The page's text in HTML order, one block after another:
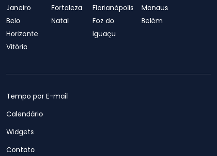
Janeiro
Belo
Horizonte
Vitória
Fortaleza
Natal
Florianópolis
Foz do
Iguaçu
Manaus
Belém
Tempo por E-mail
Calendário
Widgets
Contato